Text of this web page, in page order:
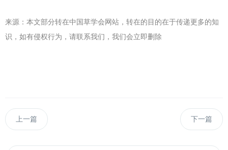
来源：本文部分转在中国草学会网站， 转在的目的在于传递更多的知
识，如有侵权行为，请联系我们，我们会立即删除
上一篇 下一篇